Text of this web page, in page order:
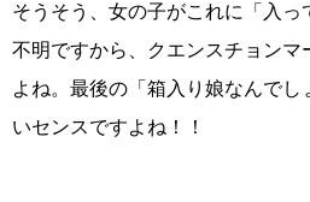
そうそう、女の子がこれに「入っ
不明ですから、クエンスチョンマ
よね。最後の「箱入り娘なんでし
いセンスですよね！！